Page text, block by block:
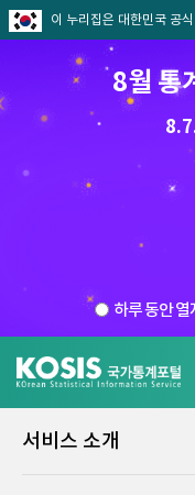
이 누리집은 대한민국 공
8월 통
하루 동안 열
서비스 소개